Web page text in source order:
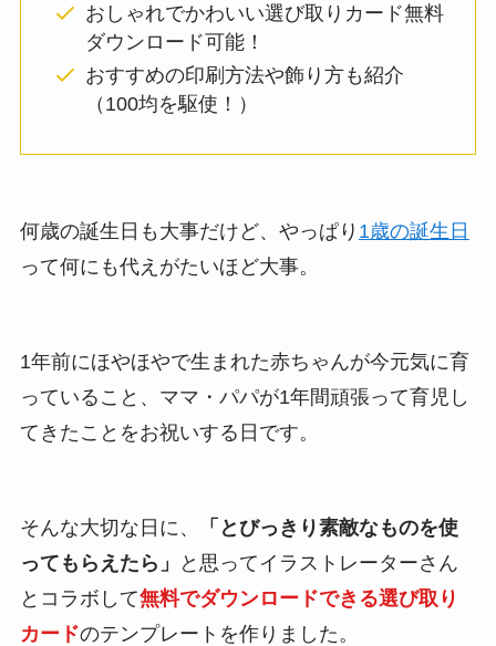
おしゃれでかわいい選び取りカード無料
ダウンロード可能！
おすすめの印刷方法や飾り方も紹介
（100均を駆使！）
何歳の誕生日も大事だけど、やっぱり 1歳の誕生日
って何にも代えがたいほど大事。
1年前にほやほやで生まれた赤ちゃんが今元気に育
っていること、ママ・パパが1年間頑張って育児し
てきたことをお祝いする日です。
そんな大切な日に、
「とびっきり素敵なものを使
ってもらえたら」
と思ってイラストレーターさん
とコラボして無料でダウンロードできる選び取り
カードのテンプレートを作りました。